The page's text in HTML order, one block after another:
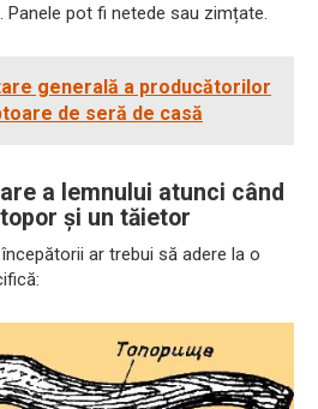
Panele pot fi netede sau zimțate.
generală a producătorilor
de seră de casă
a lemnului atunci când
și un tăietor
ar trebui să adere la o